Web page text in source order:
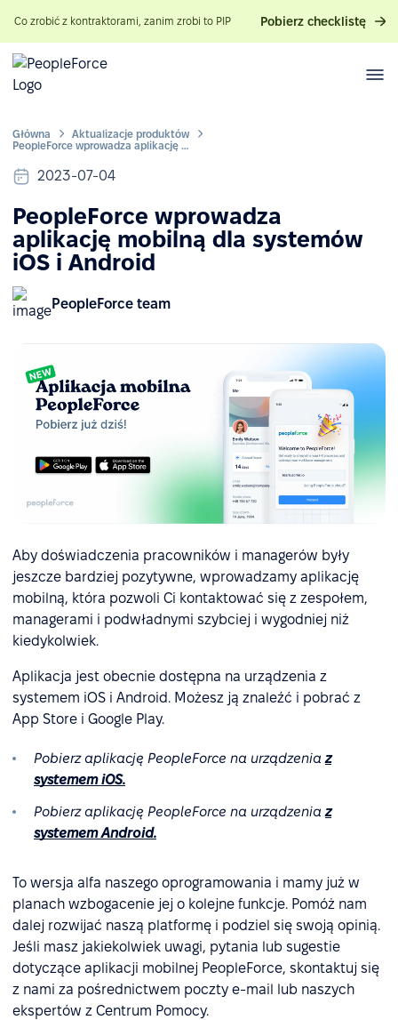
Co zrobić z kontraktorami, zanim zrobi to PIP Pobierz checklistę
Główna
Aktualizacje produktów
PeopleForce wprowadza aplikację mobilną dla systemów iOS i Android
2023-07-04
PeopleForce wprowadza
aplikację mobilną dla systemów
iOS i Android
PeopleForce team
Aby doświadczenia pracowników i managerów były
jeszcze bardziej pozytywne, wprowadzamy aplikację
mobilną, która pozwoli Ci kontaktować się z zespołem,
managerami i podwładnymi szybciej i wygodniej niż
kiedykolwiek.
Aplikacja jest obecnie dostępna na urządzenia z
systemem iOS i Android. Możesz ją znaleźć i pobrać z
App Store i Google Play.
Pobierz aplikację PeopleForce na urządzenia z
systemem iOS.
Pobierz aplikację PeopleForce na urządzenia z
systemem Android.
To wersja alfa naszego oprogramowania i mamy już w
planach wzbogacenie jej o kolejne funkcje. Pomóż nam
dalej rozwijać naszą platformę i podziel się swoją opinią.
Jeśli masz jakiekolwiek uwagi, pytania lub sugestie
dotyczące aplikacji mobilnej PeopleForce, skontaktuj się
z nami za pośrednictwem poczty e-mail lub naszych
ekspertów z Centrum Pomocy.